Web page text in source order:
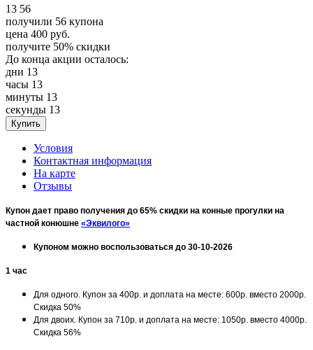
13 56
получили 56 купона
цена 400 руб.
получите 50% скидки
До конца акции осталось:
дни 13
часы 13
минуты 13
секунды 13
Условия
Контактная информация
На карте
Отзывы
Купон дает право получения до 65% скидки на конные прогулки на
частной конюшне «Эквилого»
Купоном можно воспользоваться до 30-10-2026
1 час
Для одного. Купон за 400р. и доплата на месте: 600р. вместо 2000р.
Скидка 50%
Для двоих. Купон за 710р. и доплата на месте: 1050р. вместо 4000р.
Скидка 56%